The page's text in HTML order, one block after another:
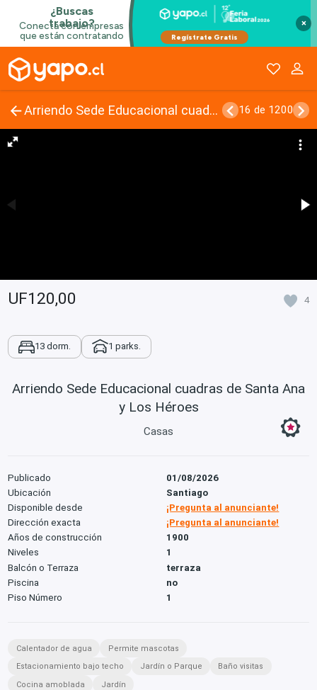
×
Arriendo Sede Educacional cuadras de Santa Ana y Los Héroes 16 de 1200
UF120,00 4
13 dorm. 1 parks.
Arriendo Sede Educacional cuadras de Santa Ana
y Los Héroes
Casas
Publicado
01/08/2026
Ubicación
Santiago
Disponible desde
¡Pregunta al anunciante!
Dirección exacta
¡Pregunta al anunciante!
Años de construcción
1900
Niveles
1
Balcón o Terraza
terraza
Piscina
no
Piso Número
1
Calentador de agua
Permite mascotas
Estacionamiento bajo techo
Jardín o Parque
Baño visitas
Cocina amoblada
Jardín